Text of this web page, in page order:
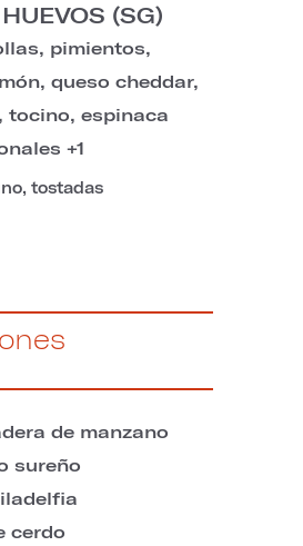
(SG)
pimientos,
queso cheddar,
tocino, espinaca
+1
tostadas
de manzano
sureño
cerdo